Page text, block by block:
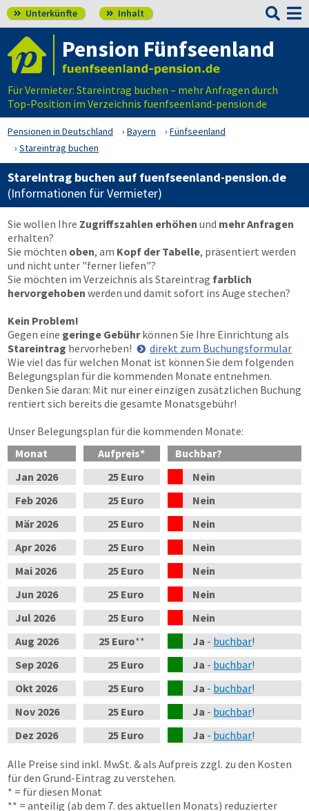
 Unterkünfte  Inhalt 
Pension Fünfseenland
Für Vermieter: Stareintrag buchen – mehr Anfragen durch
Top-Position im Verzeichnis fuenfseenland-pension.de
Pensionen in Deutschland Bayern
Fünfseenland
Stareintrag buchen
Stareintrag buchen auf fuenfseenland-pension.de
(Informationen für Vermieter)
Sie wollen Ihre Zugriffszahlen erhöhen und mehr Anfragen
erhalten?
Sie möchten oben, am Kopf der Tabelle, präsentiert werden
und nicht unter "ferner liefen"?
Sie möchten im Verzeichnis als Stareintrag farblich
hervorgehoben werden und damit sofort ins Auge stechen?
Kein Problem!
Gegen eine geringe Gebührkönnen Sie Ihre Einrichtung als
Stareintrag hervorheben!
direkt zum Buchungsformular
Wie viel das für welchen Monat ist können Sie dem folgenden
Belegungsplan für die kommenden Monate entnehmen.
Denken Sie daran: Mit nur einer einzigen zusätzlichen Buchung
rentiert sich bereits die gesamte Monatsgebühr!
Unser Belegungsplan für die kommenden Monate:
Monat
Aufpreis*
Buchbar?
Jan 2026 25 Euro
Nein
Feb 2026 25 Euro
Nein
Mär2026 25 Euro
Nein
Apr2026 25 Euro
Nein
Mai 2026 25 Euro
Nein
Jun 2026 25 Euro
Nein
Jul 2026 25 Euro
Nein
Aug 2026 25 Euro** Ja - buchbar!
Sep 2026 25 Euro Ja - buchbar!
Okt 2026 25 Euro Ja - buchbar!
Nov 2026 25 Euro Ja - buchbar!
Dez 2026 25 Euro Ja - buchbar!
Alle Preise sind inkl. MwSt. & als Aufpreis zzgl. zu den Kosten
für den Grund-Eintrag zu verstehen.
* = für diesen Monat
** = anteilig (ab dem 7. des aktuellen Monats) reduzierter